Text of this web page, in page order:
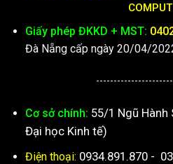
Giấy phép ĐKKD + MST:
Đà Nẵng cấp ngày 20/04/
Cơ sở chính: 55/1 Ngũ Hành
Đại học Kinh tế)
Điện thoại: 0934.891.870 -